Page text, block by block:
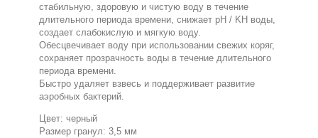
стабильную, здоровую и чистую воду в течение
длительного периода времени, снижает рН / KH воды,
создает слабокислую и мягкую воду.
Обесцвечивает воду при использовании свежих коряг,
сохраняет прозрачность воды в течение длительного
периода времени.
Быстро удаляет взвесь и поддерживает развитие
аэробных бактерий.
Цвет: черный
Размер гранул: 3,5 мм